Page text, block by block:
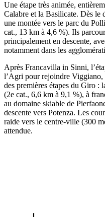
Une étape très animée,
Calabre et la Basilicate. Dès le
une montée vers le parc du
cat., 13 km à 4,6 %). Ils
principalement en descente,
notamment dans les
Après Francavilla in Sinni,
l’Agri pour rejoindre
des premières étapes du Giro :
(2e cat., 6,6 km à 9,1 %), à
au domaine skiable de
descente vers Potenza. Les
raide vers le centre-ville (300
attendue.